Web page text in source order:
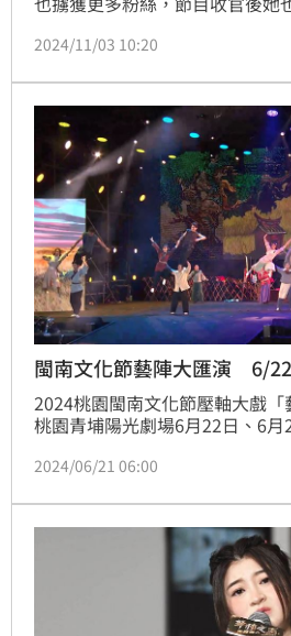
「月亮之都IHMAO」音樂嘉年華
預期，令現場觀眾集體崩潰當場
2024/11/03 10:20
閩南文化節藝陣大匯演 6/
2024桃園閩南文化節壓軸大戲
桃園青埔陽光劇場6月22日、6
表演。
2024/06/21 06:00